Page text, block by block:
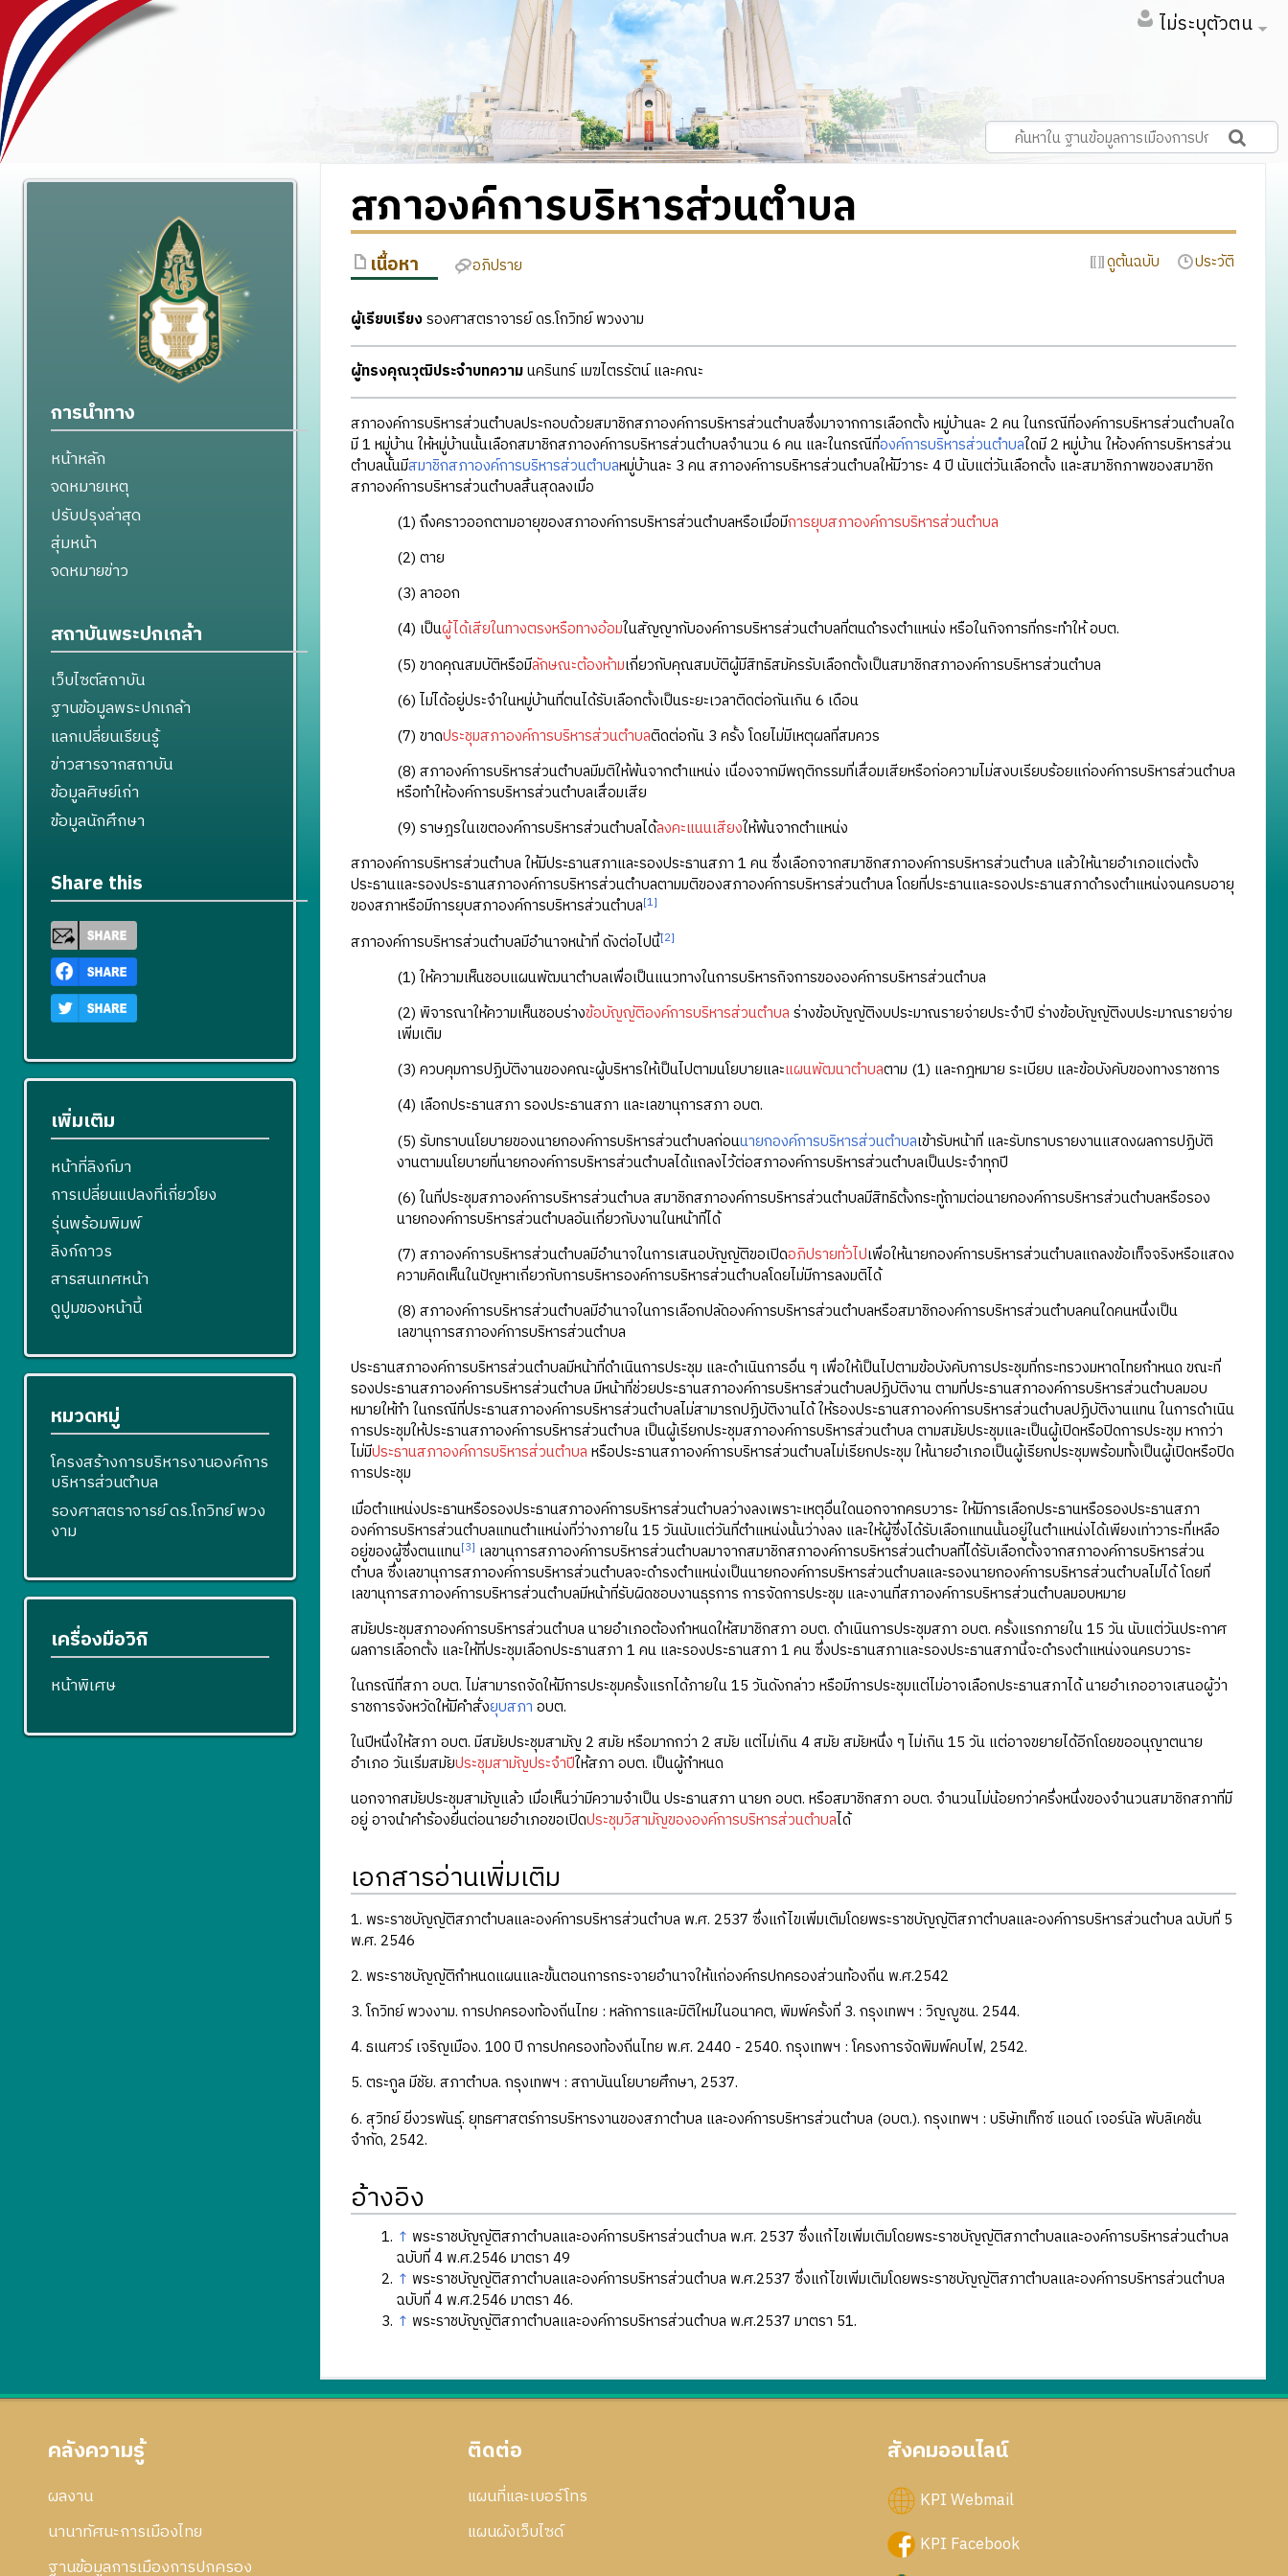
ไม่ระบุตัวตน
สภาองค์การบริหารส่วนตำบล
เนื้อหา อภิปราย ดูต้นฉบับ ประวัติ
ผู้เรียบเรียงรองศาสตราจารย์ ดร.โกวิทย์ พวงงาม
ผู้ทรงคุณวุฒิประจำบทความนครินทร์ เมฆไตรรัตน์ และคณะ
สภาองค์การบริหารส่วนตำบลประกอบด้วยสมาชิกสภาองค์การบริหารส่วนตำบลซึ่งมาจากการเลือกตั้ง หมู่บ้านละ 2 คน ในกรณีที่องค์การบริหารส่วนตำบลใด
มี 1 หมู่บ้าน ให้หมู่บ้านนั้นเลือกสมาชิกสภาองค์การบริหารส่วนตำบลจำนวน 6 คน และในกรณีที่องค์การบริหารส่วนตำบลใดมี 2 หมู่บ้าน ให้องค์การบริหารส่วน
ตำบลนั้นมีสมาชิกสภาองค์การบริหารส่วนตำบลหมู่บ้านละ 3 คน สภาองค์การบริหารส่วนตำบลให้มีวาระ 4 ปี นับแต่วันเลือกตั้ง และสมาชิกภาพของสมาชิก
สภาองค์การบริหารส่วนตำบลสิ้นสุดลงเมื่อ
(1) ถึงคราวออกตามอายุของสภาองค์การบริหารส่วนตำบลหรือเมื่อมีการยุบสภาองค์การบริหารส่วนตำบล
(2) ตาย
(3) ลาออก
(4) เป็นผู้ได้เสียในทางตรงหรือทางอ้อมในสัญญากับองค์การบริหารส่วนตำบลที่ตนดำรงตำแหน่ง หรือในกิจการที่กระทำให้ อบต.
(5) ขาดคุณสมบัติหรือมีลักษณะต้องห้ามเกี่ยวกับคุณสมบัติผู้มีสิทธิสมัครรับเลือกตั้งเป็นสมาชิกสภาองค์การบริหารส่วนตำบล
(6) ไม่ได้อยู่ประจำในหมู่บ้านที่ตนได้รับเลือกตั้งเป็นระยะเวลาติดต่อกันเกิน 6 เดือน
(7) ขาดประชุมสภาองค์การบริหารส่วนตำบลติดต่อกัน 3 ครั้ง โดยไม่มีเหตุผลที่สมควร
(8) สภาองค์การบริหารส่วนตำบลมีมติให้พ้นจากตำแหน่ง เนื่องจากมีพฤติกรรมที่เสื่อมเสียหรือก่อความไม่สงบเรียบร้อยแก่องค์การบริหารส่วนตำบล
หรือทำให้องค์การบริหารส่วนตำบลเสื่อมเสีย
(9) ราษฎรในเขตองค์การบริหารส่วนตำบลได้ลงคะแนนเสียงให้พ้นจากตำแหน่ง
สภาองค์การบริหารส่วนตำบล ให้มีประธานสภาและรองประธานสภา 1 คน ซึ่งเลือกจากสมาชิกสภาองค์การบริหารส่วนตำบล แล้วให้นายอำเภอแต่งตั้ง
ประธานและรองประธานสภาองค์การบริหารส่วนตำบลตามมติของสภาองค์การบริหารส่วนตำบล โดยที่ประธานและรองประธานสภาดำรงตำแหน่งจนครบอายุ
ของสภาหรือมีการยุบสภาองค์การบริหารส่วนตำบล[1]
สภาองค์การบริหารส่วนตำบลมีอำนาจหน้าที่ ดังต่อไปนี้[2]
(1) ให้ความเห็นชอบแผนพัฒนาตำบลเพื่อเป็นแนวทางในการบริหารกิจการขององค์การบริหารส่วนตำบล
(2) พิจารณาให้ความเห็นชอบร่างข้อบัญญัติองค์การบริหารส่วนตำบล ร่างข้อบัญญัติงบประมาณรายจ่ายประจำปี ร่างข้อบัญญัติงบประมาณรายจ่าย
เพิ่มเติม
(3) ควบคุมการปฏิบัติงานของคณะผู้บริหารให้เป็นไปตามนโยบายและแผนพัฒนาตำบลตาม (1) และกฎหมาย ระเบียบ และข้อบังคับของทางราชการ
(4) เลือกประธานสภา รองประธานสภา และเลขานุการสภา อบต.
(5) รับทราบนโยบายของนายกองค์การบริหารส่วนตำบลก่อนนายกองค์การบริหารส่วนตำบลเข้ารับหน้าที่ และรับทราบรายงานแสดงผลการปฏิบัติ
งานตามนโยบายที่นายกองค์การบริหารส่วนตำบลได้แถลงไว้ต่อสภาองค์การบริหารส่วนตำบลเป็นประจำทุกปี
(6) ในที่ประชุมสภาองค์การบริหารส่วนตำบล สมาชิกสภาองค์การบริหารส่วนตำบลมีสิทธิตั้งกระทู้ถามต่อนายกองค์การบริหารส่วนตำบลหรือรอง
นายกองค์การบริหารส่วนตำบลอันเกี่ยวกับงานในหน้าที่ได้
(7) สภาองค์การบริหารส่วนตำบลมีอำนาจในการเสนอบัญญัติขอเปิดอภิปรายทั่วไปเพื่อให้นายกองค์การบริหารส่วนตำบลแถลงข้อเท็จจริงหรือแสดง
ความคิดเห็นในปัญหาเกี่ยวกับการบริหารองค์การบริหารส่วนตำบลโดยไม่มีการลงมติได้
(8) สภาองค์การบริหารส่วนตำบลมีอำนาจในการเลือกปลัดองค์การบริหารส่วนตำบลหรือสมาชิกองค์การบริหารส่วนตำบลคนใดคนหนึ่งเป็น
เลขานุการสภาองค์การบริหารส่วนตำบล
ประธานสภาองค์การบริหารส่วนตำบลมีหน้าที่ดำเนินการประชุม และดำเนินการอื่น ๆ เพื่อให้เป็นไปตามข้อบังคับการประชุมที่กระทรวงมหาดไทยกำหนด ขณะที่
รองประธานสภาองค์การบริหารส่วนตำบล มีหน้าที่ช่วยประธานสภาองค์การบริหารส่วนตำบลปฏิบัติงาน ตามที่ประธานสภาองค์การบริหารส่วนตำบลมอบ
หมายให้ทำ ในกรณีที่ประธานสภาองค์การบริหารส่วนตำบลไม่สามารถปฏิบัติงานได้ ให้รองประธานสภาองค์การบริหารส่วนตำบลปฏิบัติงานแทน ในการดำเนิน
การประชุมให้ประธานสภาองค์การบริหารส่วนตำบล เป็นผู้เรียกประชุมสภาองค์การบริหารส่วนตำบล ตามสมัยประชุมและเป็นผู้เปิดหรือปิดการประชุม หากว่า
ไม่มีประธานสภาองค์การบริหารส่วนตำบล หรือประธานสภาองค์การบริหารส่วนตำบลไม่เรียกประชุม ให้นายอำเภอเป็นผู้เรียกประชุมพร้อมทั้งเป็นผู้เปิดหรือปิด
การประชุม
เมื่อตำแหน่งประธานหรือรองประธานสภาองค์การบริหารส่วนตำบลว่างลงเพราะเหตุอื่นใดนอกจากครบวาระ ให้มีการเลือกประธานหรือรองประธานสภา
องค์การบริหารส่วนตำบลแทนตำแหน่งที่ว่างภายใน 15 วันนับแต่วันที่ตำแหน่งนั้นว่างลง และให้ผู้ซึ่งได้รับเลือกแทนนั้นอยู่ในตำแหน่งได้เพียงเท่าวาระที่เหลือ
อยู่ของผู้ซึ่งตนแทน[3] เลขานุการสภาองค์การบริหารส่วนตำบลมาจากสมาชิกสภาองค์การบริหารส่วนตำบลที่ได้รับเลือกตั้งจากสภาองค์การบริหารส่วน
ตำบล ซึ่งเลขานุการสภาองค์การบริหารส่วนตำบลจะดำรงตำแหน่งเป็นนายกองค์การบริหารส่วนตำบลและรองนายกองค์การบริหารส่วนตำบลไม่ได้ โดยที่
เลขานุการสภาองค์การบริหารส่วนตำบลมีหน้าที่รับผิดชอบงานธุรการ การจัดการประชุม และงานที่สภาองค์การบริหารส่วนตำบลมอบหมาย
สมัยประชุมสภาองค์การบริหารส่วนตำบล นายอำเภอต้องกำหนดให้สมาชิกสภา อบต. ดำเนินการประชุมสภา อบต. ครั้งแรกภายใน 15 วัน นับแต่วันประกาศ
ผลการเลือกตั้ง และให้ที่ประชุมเลือกประธานสภา 1 คน และรองประธานสภา 1 คน ซึ่งประธานสภาและรองประธานสภานี้จะดำรงตำแหน่งจนครบวาระ
ในกรณีที่สภา อบต. ไม่สามารถจัดให้มีการประชุมครั้งแรกได้ภายใน 15 วันดังกล่าว หรือมีการประชุมแต่ไม่อาจเลือกประธานสภาได้ นายอำเภออาจเสนอผู้ว่า
ราชการจังหวัดให้มีคำสั่งยุบสภา อบต.
ในปีหนึ่งให้สภา อบต. มีสมัยประชุมสามัญ 2 สมัย หรือมากกว่า 2 สมัย แต่ไม่เกิน 4 สมัย สมัยหนึ่ง ๆ ไม่เกิน 15 วัน แต่อาจขยายได้อีกโดยขออนุญาตนาย
อำเภอ วันเริ่มสมัยประชุมสามัญประจำปีให้สภา อบต. เป็นผู้กำหนด
นอกจากสมัยประชุมสามัญแล้ว เมื่อเห็นว่ามีความจำเป็น ประธานสภา นายก อบต. หรือสมาชิกสภา อบต. จำนวนไม่น้อยกว่าครึ่งหนึ่งของจำนวนสมาชิกสภาที่มี
อยู่ อาจนำคำร้องยื่นต่อนายอำเภอขอเปิดประชุมวิสามัญขององค์การบริหารส่วนตำบลได้
เอกสารอ่านเพิ่มเติม
1. พระราชบัญญัติสภาตำบลและองค์การบริหารส่วนตำบล พ.ศ. 2537 ซึ่งแก้ไขเพิ่มเติมโดยพระราชบัญญัติสภาตำบลและองค์การบริหารส่วนตำบล ฉบับที่ 5
พ.ศ. 2546
2. พระราชบัญญัติกำหนดแผนและขั้นตอนการกระจายอำนาจให้แก่องค์กรปกครองส่วนท้องถิ่น พ.ศ.2542
3. โกวิทย์ พวงงาม. การปกครองท้องถิ่นไทย : หลักการและมิติใหม่ในอนาคต, พิมพ์ครั้งที่ 3. กรุงเทพฯ : วิญญูชน. 2544.
4. ธเนศวร์ เจริญเมือง. 100 ปี การปกครองท้องถิ่นไทย พ.ศ. 2440 - 2540. กรุงเทพฯ : โครงการจัดพิมพ์คบไฟ, 2542.
5. ตระกูล มีชัย. สภาตำบล. กรุงเทพฯ : สถาบันนโยบายศึกษา, 2537.
6. สุวิทย์ ยิ่งวรพันธุ์. ยุทธศาสตร์การบริหารงานของสภาตำบล และองค์การบริหารส่วนตำบล (อบต.). กรุงเทพฯ : บริษัทเท็กซ์ แอนด์ เจอร์นัล พับลิเคชั่น
จำกัด, 2542.
อ้างอิง
↑ พระราชบัญญัติสภาตำบลและองค์การบริหารส่วนตำบล พ.ศ. 2537 ซึ่งแก้ไขเพิ่มเติมโดยพระราชบัญญัติสภาตำบลและองค์การบริหารส่วนตำบล
ฉบับที่ 4 พ.ศ.2546 มาตรา 49
↑ พระราชบัญญัติสภาตำบลและองค์การบริหารส่วนตำบล พ.ศ.2537 ซึ่งแก้ไขเพิ่มเติมโดยพระราชบัญญัติสภาตำบลและองค์การบริหารส่วนตำบล
ฉบับที่ 4 พ.ศ.2546 มาตรา 46.
↑ พระราชบัญญัติสภาตำบลและองค์การบริหารส่วนตำบล พ.ศ.2537 มาตรา 51.
การนำทาง
หน้าหลัก
จดหมายเหตุ
ปรับปรุงล่าสุด
สุ่มหน้า
จดหมายข่าว
สถาบันพระปกเกล้า
เว็บไซต์สถาบัน
ฐานข้อมูลพระปกเกล้า
แลกเปลี่ยนเรียนรู้
ข่าวสารจากสถาบัน
ข้อมูลศิษย์เก่า
ข้อมูลนักศึกษา
Share this
เพิ่มเติม
หน้าที่ลิงก์มา
การเปลี่ยนแปลงที่เกี่ยวโยง
รุ่นพร้อมพิมพ์
ลิงก์ถาวร
สารสนเทศหน้า
ดูปูมของหน้านี้
หมวดหมู่
โครงสร้างการบริหารงานองค์การ
บริหารส่วนตำบล
รองศาสตราจารย์ ดร.โกวิทย์ พวง
งาม
เครื่องมือวิกิ
หน้าพิเศษ
คลังความรู้
ผลงาน
นานาทัศนะการเมืองไทย
ฐานข้อมูลการเมืองการปกครอง
ติดต่อ
แผนที่และเบอร์โทร
แผนผังเว็บไซด์
สังคมออนไลน์
KPI Webmail
KPI Facebook